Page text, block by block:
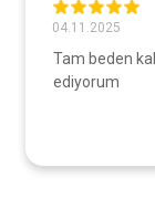
04.11.2025
Tam beden
ediyorum